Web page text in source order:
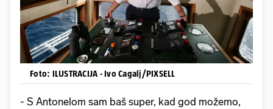
Foto: ILUSTRACIJA - Ivo Cagalj/PIXSELL
- S Antonelom sam baš super, kad god možemo,